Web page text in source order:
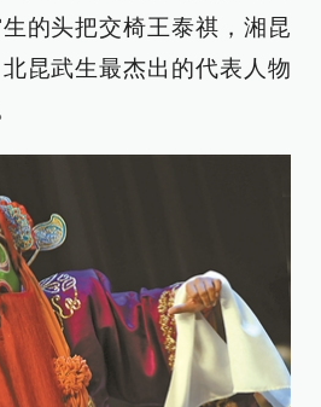
的头把交椅王泰祺，湘昆
昆武生最杰出的代表人物